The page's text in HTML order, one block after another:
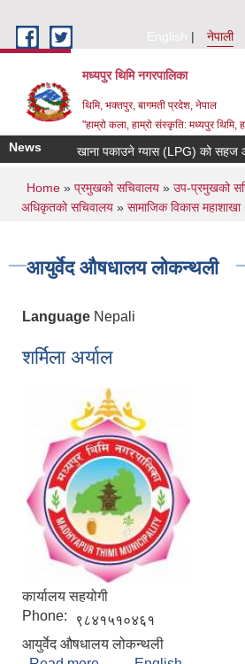
English
नेपाली
मध्यपुर थिमि नगरपालिका
थिमि, भक्तपुर, बागमती प्रदेश, नेपाल
"हाम्रो कला, हाम्रो संस्कृति: मध्यपुर थिमि,
News खाना पकाउने ग्यास (LPG) को सहज
You are here
Home » प्रमुखको सचिवालय » उप-प्रमुखको
अधिकृतको सचिवालय » सामाजिक विकास महाशाखा
आयुर्वेद ‍औषधालय लोकन्थली
Language Nepali
शर्मिला अर्याल
कार्यालय सहयोगी
Phone:
९८४१५१०४६१
आयुर्वेद ‍औषधालय लोकन्थली